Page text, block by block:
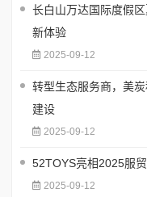
长白山万达国际度假
新体验
2025-09-12
转型生态服务商，美
建设
2025-09-12
52TOYS亮相2025服
2025-09-12